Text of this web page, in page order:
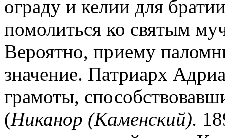
ограду и келии для
помолиться ко святым
Вероятно, приему
значение. Патриарх
грамоты,
(Никанор (Каменский).